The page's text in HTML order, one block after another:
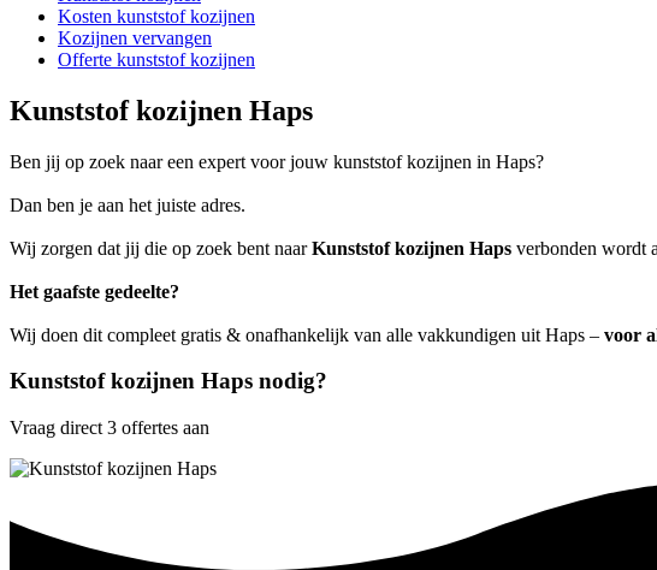
Kosten kunststof kozijnen
Kozijnen vervangen
Offerte kunststof kozijnen
Kunststof kozijnen Haps
Ben jij op zoek naar een expert voor jouw kunststof kozijnen in Haps?
Dan ben je aan het juiste adres.
Wij zorgen dat jij die op zoek bent naarKunststof kozijnen Haps verbonden wordt
Het gaafste gedeelte?
Wij doen dit compleet gratis & onafhankelijk van alle vakkundigen uit Haps – voor
Kunststof kozijnen Haps nodig?
Vraag direct 3 offertes aan